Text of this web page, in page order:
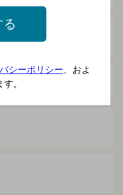
シーポリシー 、およ
。